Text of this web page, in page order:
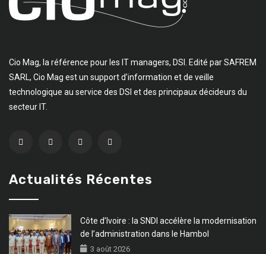
Cio Mag, la référence pour les IT managers, DSI. Edité par SAFREM
SARL, Cio Mag est un support d’information et de veille
technologique au service des DSI et des principaux décideurs du
secteur IT.
Actualités Récentes
Côte d’Ivoire : la SNDI accélère la modernisation
de l’administration dans le Hambol
3 août 2026